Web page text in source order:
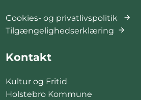
Cookies- og privatlivspolitik
Tilgængelighedserklæring
Kontakt
Kultur og Fritid
Holstebro Kommune